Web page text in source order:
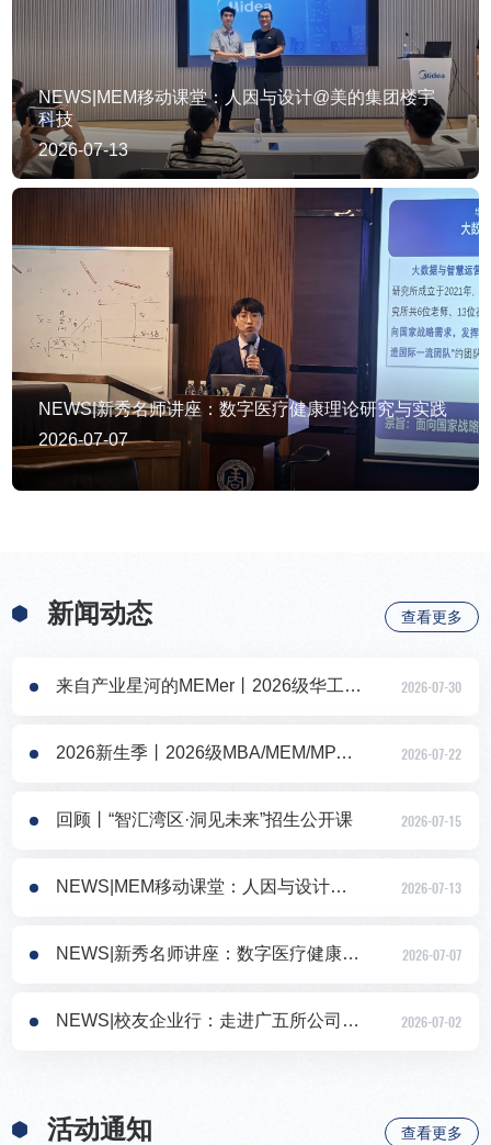
NEWS|MEM移动课堂：人因与设计@美的集团楼宇
科技
2026-07-13
NEWS|新秀名师讲座：数字医疗健康理论研究与实践
2026-07-07
新闻动态 查看更多
来自产业星河的MEMer丨2026级华工工管MEM新生大数据揭秘 2026-07-30
2026新生季丨2026级MBA/MEM/MPAcc/MTT新生见面会圆满举行 2026-07-22
回顾丨“智汇湾区·洞见未来”招生公开课 2026-07-15
NEWS|MEM移动课堂：人因与设计@美的集团楼宇科技 2026-07-13
NEWS|新秀名师讲座：数字医疗健康理论研究与实践 2026-07-07
NEWS|校友企业行：走进广五所公司，见证“小巨人”如何守住中国制造的品质生命线 2026-07-02
活动通知 查看更多